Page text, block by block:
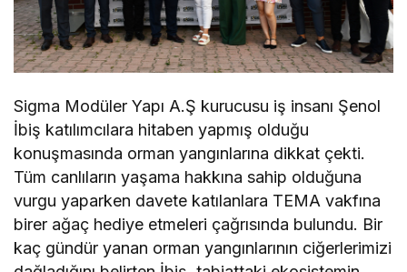
Sigma Modüler Yapı A.Ş kurucusu iş insanı Şenol
İbiş katılımcılara hitaben yapmış olduğu
konuşmasında orman yangınlarına dikkat çekti.
Tüm canlıların yaşama hakkına sahip olduğuna
vurgu yaparken davete katılanlara TEMA vakfına
birer ağaç hediye etmeleri çağrısında bulundu. Bir
kaç gündür yanan orman yangınlarının ciğerlerimizi